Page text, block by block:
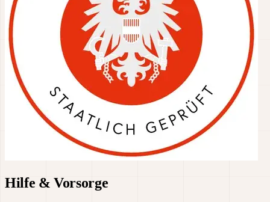
Hilfe & Vorsorge